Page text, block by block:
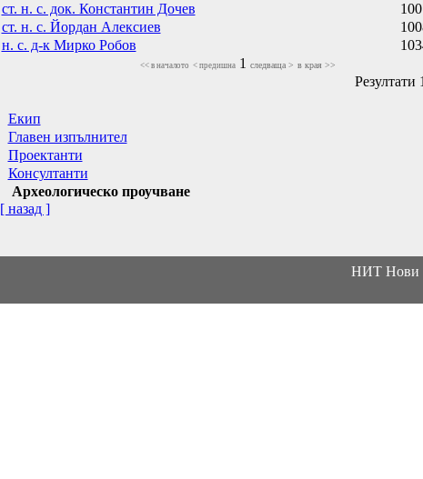
ст. н. с. док. Константин Дочев
ст. н. с. Йордан Алексиев
н. с. д-к Мирко Робов
<< в началото < предишна 1 следваща > в края >>
Резултати
Екип
Главен изпълнител
Проектанти
Консултанти
Археологическо проучване
[ назад ]
НИТ Нови